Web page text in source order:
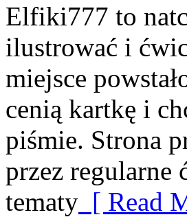
Elfiki777 to
ilustrować i
miejsce
cenią kartkę i
piśmie. Strona
przez regularne
tematy [ Read